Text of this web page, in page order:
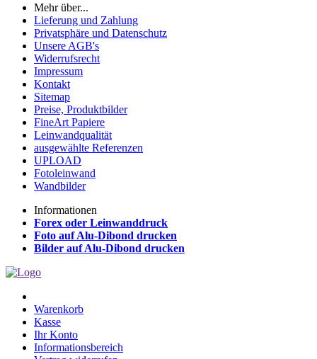
Mehr über...
Lieferung und Zahlung
Privatsphäre und Datenschutz
Unsere AGB's
Widerrufsrecht
Impressum
Kontakt
Sitemap
Preise, Produktbilder
FineArt Papiere
Leinwandqualität
ausgewählte Referenzen
UPLOAD
Fotoleinwand
Wandbilder
Informationen
Forex oder Leinwanddruck
Foto auf Alu-Dibond drucken
Bilder auf Alu-Dibond drucken
Warenkorb
Kasse
Ihr Konto
Informationsbereich